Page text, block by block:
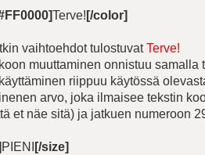
Terve! [/color]
vaihtoehdot tulostuvatTerve!
muuttaminen onnistuu samalla
riippuu käytössä
arvo, joka ilmaisee tekstin
et näe sitä) ja jatkuen numeroon
PIENI [/size]